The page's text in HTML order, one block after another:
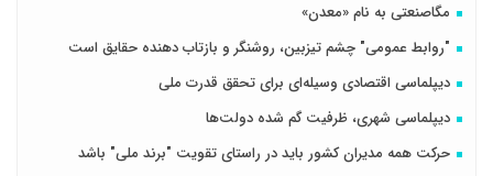
مگاصنعتی به نام «معدن»
"روابط عمومی" چشم تیزبین، روشنگر و بازتاب دهنده حقایق است
دیپلماسی اقتصادی وسیله‌ای برای تحقق قدرت ملی
دیپلماسی شهری، ظرفیت گم شده دولت‌ها
حرکت همه مدیران کشور باید در راستای تقویت "برند ملی" باشد